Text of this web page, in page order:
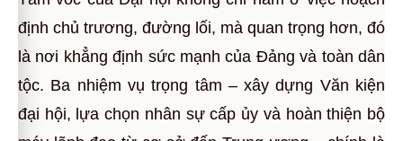
định chủ trương, đường lối, mà quan trọng hơn, đó
là nơi khẳng định sức mạnh của Đảng và toàn dân
tộc. Ba nhiệm vụ trọng tâm – xây dựng Văn kiện
đại hội, lựa chọn nhân sự cấp ủy và hoàn thiện bộ